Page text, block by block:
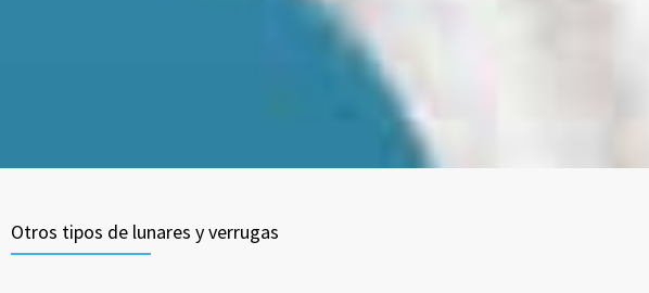
Otros tipos de lunares y verrugas